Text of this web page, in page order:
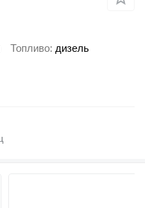
Топливо дизель